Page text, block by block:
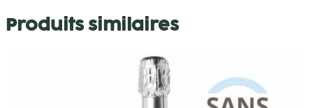
Produits similaires